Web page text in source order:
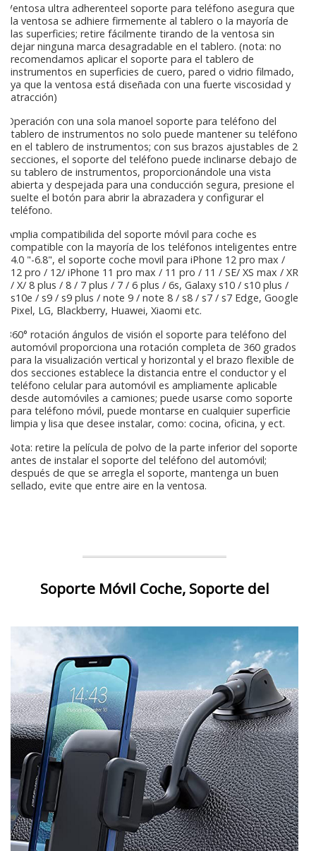
Ventosa ultra adherenteel soporte para teléfono asegura que
la ventosa se adhiere firmemente al tablero o la mayoría de
las superficies; retire fácilmente tirando de la ventosa sin
dejar ninguna marca desagradable en el tablero. (nota: no
recomendamos aplicar el soporte para el tablero de
instrumentos en superficies de cuero, pared o vidrio filmado,
ya que la ventosa está diseñada con una fuerte viscosidad y
atracción)
Operación con una sola manoel soporte para teléfono del
tablero de instrumentos no solo puede mantener su teléfono
en el tablero de instrumentos; con sus brazos ajustables de 2
secciones, el soporte del teléfono puede inclinarse debajo de
su tablero de instrumentos, proporcionándole una vista
abierta y despejada para una conducción segura, presione el
suelte el botón para abrir la abrazadera y configurar el
teléfono.
Amplia compatibilida del soporte móvil para coche es
compatible con la mayoría de los teléfonos inteligentes entre
4.0 "-6.8", el soporte coche movil para iPhone 12 pro max /
12 pro / 12/ iPhone 11 pro max / 11 pro / 11 / SE/ XS max / XR
/ X/ 8 plus / 8 / 7 plus / 7 / 6 plus / 6s, Galaxy s10 / s10 plus /
s10e / s9 / s9 plus / note 9 / note 8 / s8 / s7 / s7 Edge, Google
Pixel, LG, Blackberry, Huawei, Xiaomi etc.
360° rotación ángulos de visión el soporte para teléfono del
automóvil proporciona una rotación completa de 360 grados
para la visualización vertical y horizontal y el brazo flexible de
dos secciones establece la distancia entre el conductor y el
teléfono celular para automóvil es ampliamente aplicable
desde automóviles a camiones; puede usarse como soporte
para teléfono móvil, puede montarse en cualquier superficie
limpia y lisa que desee instalar, como: cocina, oficina, y ect.
Nota: retire la película de polvo de la parte inferior del soporte
antes de instalar el soporte del teléfono del automóvil;
después de que se arregla el soporte, mantenga un buen
sellado, evite que entre aire en la ventosa.
Soporte Móvil Coche, Soporte del